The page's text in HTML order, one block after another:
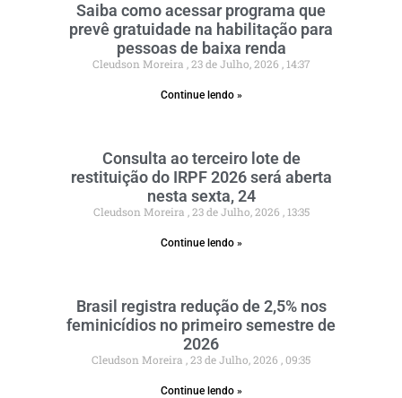
Saiba como acessar programa que
prevê gratuidade na habilitação para
pessoas de baixa renda
Cleudson Moreira 23 de Julho, 2026 14:37
Continue lendo »
Consulta ao terceiro lote de
restituição do IRPF 2026 será aberta
nesta sexta, 24
Cleudson Moreira 23 de Julho, 2026 13:35
Continue lendo »
Brasil registra redução de 2,5% nos
feminicídios no primeiro semestre de
2026
Cleudson Moreira 23 de Julho, 2026 09:35
Continue lendo »